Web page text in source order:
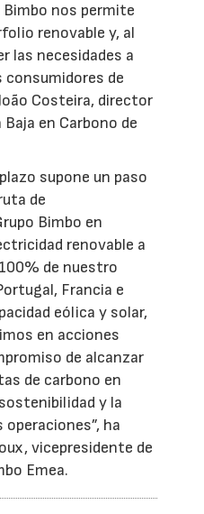
Bimbo nos permite
renovable y, al
las necesidades a
consumidores de
Costeira, director
en Carbono de
supone un paso
de
Bimbo en
renovable a
de nuestro
Francia e
eólica y solar,
en acciones
de alcanzar
de carbono en
y la
ha
vicepresidente de
Emea.